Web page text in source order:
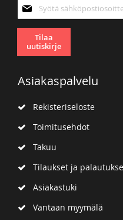
uutiskirjeemme:
Tilaa
uutiskirje
Asiakaspalvelu
Rekisteriseloste
Toimitusehdot
Takuu
Tilaukset ja
Asiakastuki
Vantaan myymälä